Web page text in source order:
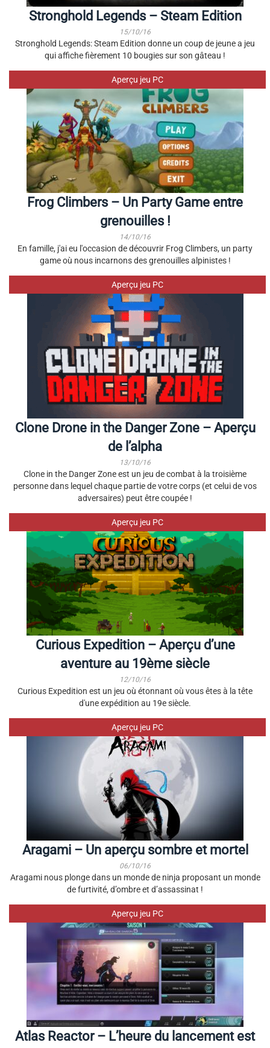
Stronghold Legends – Steam Edition
15/10/16
Stronghold Legends: Steam Edition donne un coup de jeune a jeu
qui affiche fièrement 10 bougies sur son gâteau !
Aperçu jeu PC
Frog Climbers – Un Party Game entre
grenouilles !
14/10/16
En famille, j'ai eu l'occasion de découvrir Frog Climbers, un party
game où nous incarnons des grenouilles alpinistes !
Aperçu jeu PC
Clone Drone in the Danger Zone – Aperçu
de l’alpha
13/10/16
Clone in the Danger Zone est un jeu de combat à la troisième
personne dans lequel chaque partie de votre corps (et celui de vos
adversaires) peut être coupée !
Aperçu jeu PC
Curious Expedition – Aperçu d’une
aventure au 19ème siècle
12/10/16
Curious Expedition est un jeu où étonnant où vous êtes à la tête
d'une expédition au 19e siècle.
Aperçu jeu PC
Aragami – Un aperçu sombre et mortel
06/10/16
Aragami nous plonge dans un monde de ninja proposant un monde
de furtivité, d’ombre et d’assassinat !
Aperçu jeu PC
Atlas Reactor – L’heure du lancement est